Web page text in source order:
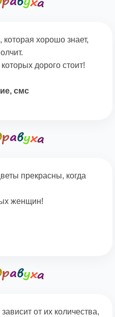
хорошо знает,
дорого стоит!
смс
прекрасны, когда
женщин!
от их количества,